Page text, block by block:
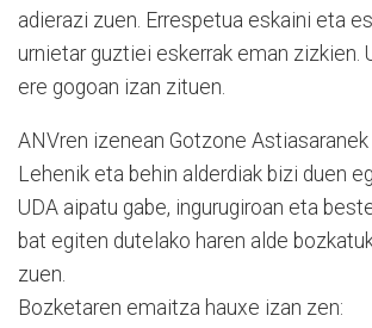
adierazi zuen. Errespetua eskaini eta
urnietar guztiei eskerrak eman zizkien.
ere gogoan izan zituen.
ANVren izenean Gotzone
Lehenik eta behin alderdiak bizi duen
UDA aipatu gabe, ingurugiroan eta
bat egiten dutelako haren alde
zuen.
Bozketaren emaitza hauxe izan zen: